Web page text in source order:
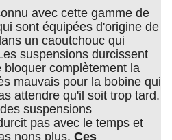
avec cette gamme de
sont équipées d'origine de
un caoutchouc qui
suspensions durcissent
complètement la
mauvais pour la bobine qui
attendre qu'il soit trop tard.
suspensions
pas avec le temps et
nons plus. Ces